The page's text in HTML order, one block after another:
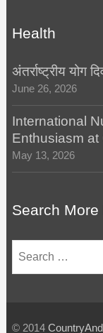
Health
अंतर्राष्ट्रीय
June 26, 2026
International
Enthusiasm at
May 13, 2026
Search More
for:
© 2014